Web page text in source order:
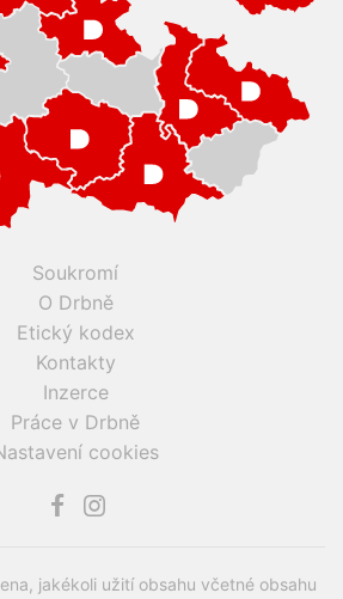
Soukromí
O Drbně
Etický kodex
Kontakty
Inzerce
Práce v Drbně
cookies
jakékoli užití obsahu včetné obsahu